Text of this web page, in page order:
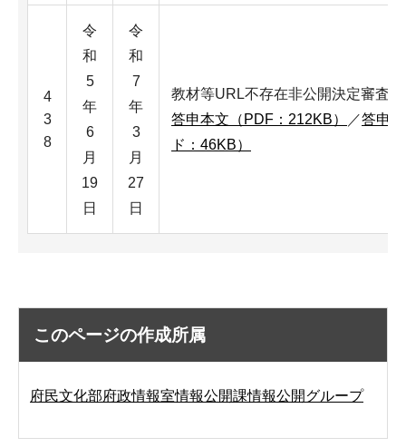
4
3
8
令
和
5
年
6
月
19
日
令
和
7
年
3
月
27
日
教材等URL不存在非公開決定審査
答申本文（PDF：212KB）
／答申
ド：46KB）
このページの作成所属
府民文化部府政情報室情報公開課情報公開グループ